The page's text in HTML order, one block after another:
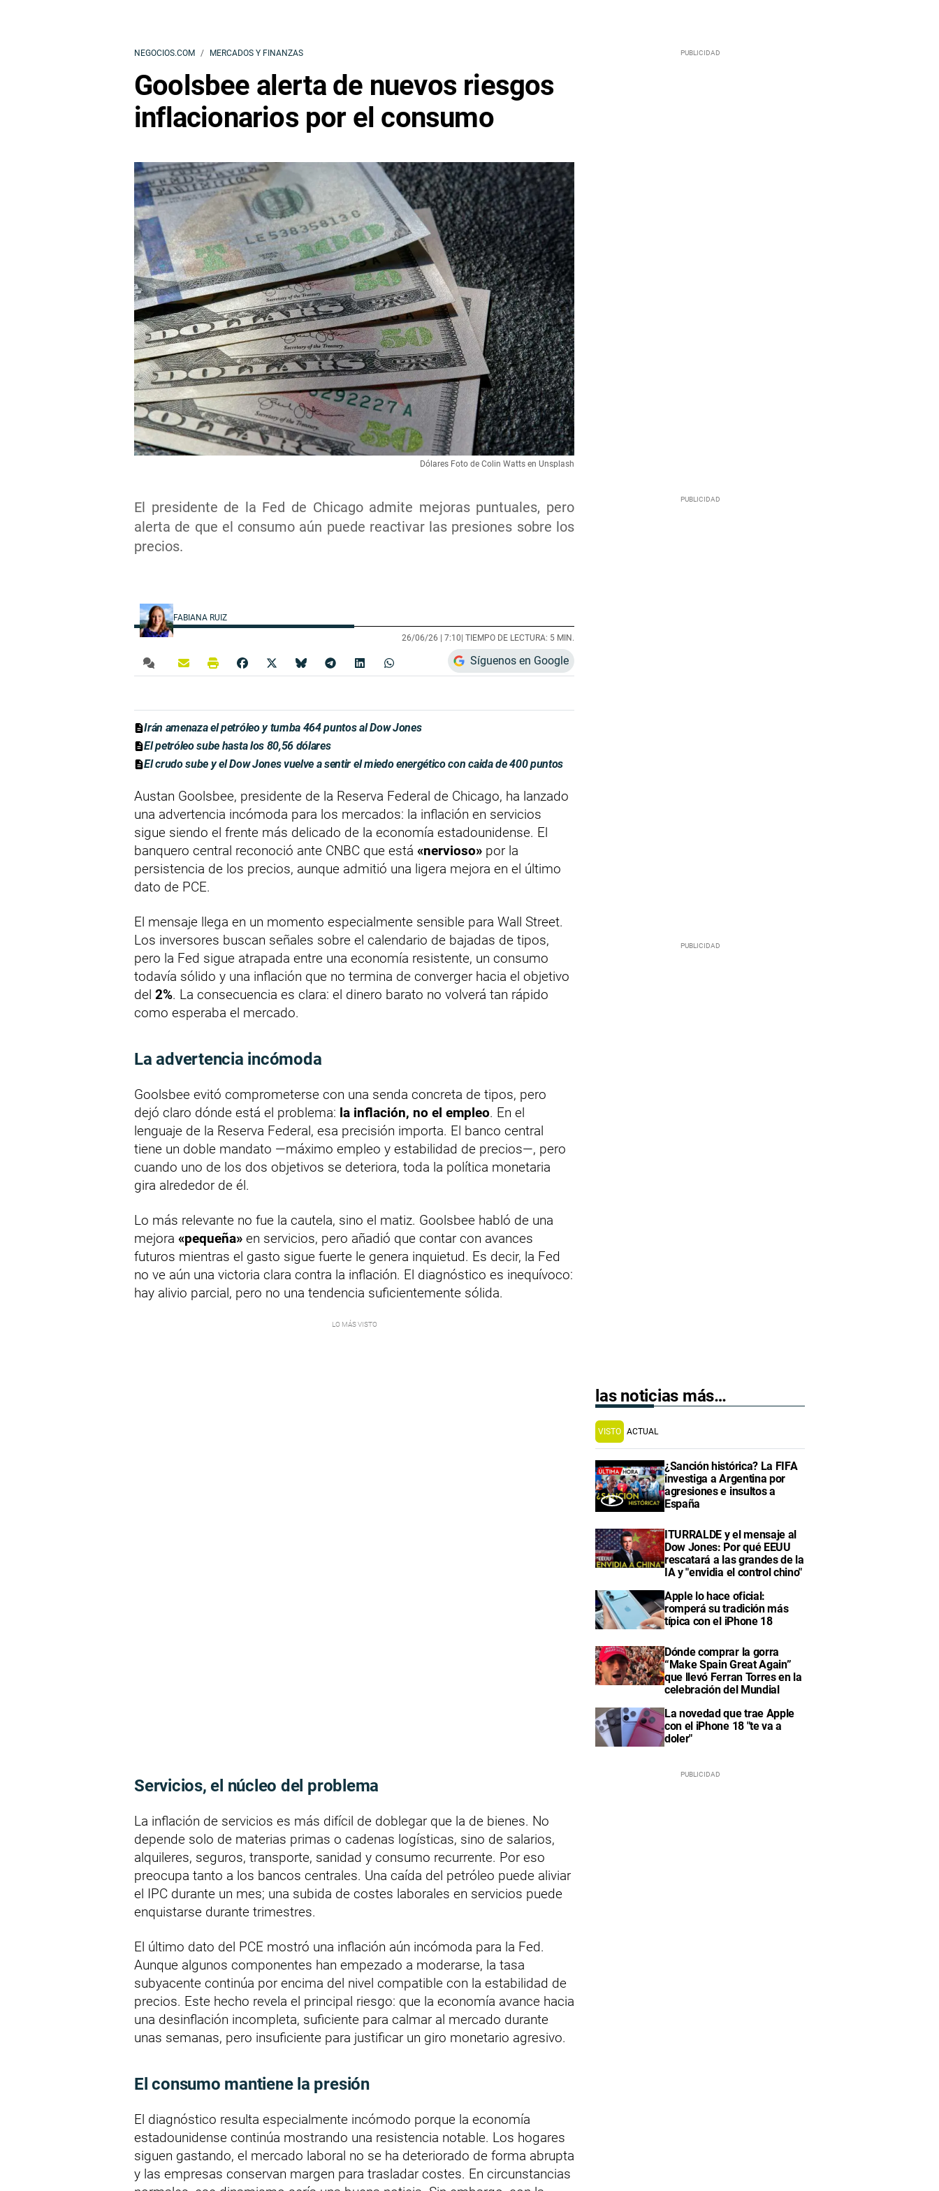
NEGOCIOS.COM MERCADOS Y FINANZAS
Goolsbee alerta de nuevos riesgos
inflacionarios por el consumo
El presidente de la Fed de Chicago admite mejoras puntuales, pero
alerta de que el consumo aún puede reactivar las presiones sobre los
precios.
Dólares Foto de Colin Watts en Unsplash
FABIANA RUIZ
26/06/26 | 7:10 | TIEMPO DE LECTURA: 5 MIN.
Síguenos en Google
Irán amenaza el petróleo y tumba 464 puntos al Dow Jones
El petróleo sube hasta los 80,56 dólares
El crudo sube y el Dow Jones vuelve a sentir el miedo energético con caida de 400 puntos
Austan Goolsbee, presidente de la Reserva Federal de Chicago, ha lanzado
una advertencia incómoda para los mercados: la inflación en servicios
sigue siendo el frente más delicado de la economía estadounidense. El
banquero central reconoció ante CNBC que está «nervioso» por la
persistencia de los precios, aunque admitió una ligera mejora en el último
dato de PCE.
El mensaje llega en un momento especialmente sensible para Wall Street.
Los inversores buscan señales sobre el calendario de bajadas de tipos,
pero la Fed sigue atrapada entre una economía resistente, un consumo
todavía sólido y una inflación que no termina de converger hacia el objetivo
del 2%. La consecuencia es clara: el dinero barato no volverá tan rápido
como esperaba el mercado.
La advertencia incómoda
Goolsbee evitó comprometerse con una senda concreta de tipos, pero
dejó claro dónde está el problema: la inflación, no el empleo. En el
lenguaje de la Reserva Federal, esa precisión importa. El banco central
tiene un doble mandato —máximo empleo y estabilidad de precios—, pero
cuando uno de los dos objetivos se deteriora, toda la política monetaria
gira alrededor de él.
Lo más relevante no fue la cautela, sino el matiz. Goolsbee habló de una
mejora «pequeña» en servicios, pero añadió que contar con avances
futuros mientras el gasto sigue fuerte le genera inquietud. Es decir, la Fed
no ve aún una victoria clara contra la inflación. El diagnóstico es inequívoco:
hay alivio parcial, pero no una tendencia suficientemente sólida.
Servicios, el núcleo del problema
La inflación de servicios es más difícil de doblegar que la de bienes. No
depende solo de materias primas o cadenas logísticas, sino de salarios,
alquileres, seguros, transporte, sanidad y consumo recurrente. Por eso
preocupa tanto a los bancos centrales. Una caída del petróleo puede aliviar
el IPC durante un mes; una subida de costes laborales en servicios puede
enquistarse durante trimestres.
El último dato del PCE mostró una inflación aún incómoda para la Fed.
Aunque algunos componentes han empezado a moderarse, la tasa
subyacente continúa por encima del nivel compatible con la estabilidad de
precios. Este hecho revela el principal riesgo: que la economía avance hacia
una desinflación incompleta, suficiente para calmar al mercado durante
unas semanas, pero insuficiente para justificar un giro monetario agresivo.
El consumo mantiene la presión
El diagnóstico resulta especialmente incómodo porque la economía
estadounidense continúa mostrando una resistencia notable. Los hogares
siguen gastando, el mercado laboral no se ha deteriorado de forma abrupta
y las empresas conservan margen para trasladar costes. En circunstancias
las noticias más…
VISTO ACTUAL
¿Sanción histórica? La FIFA
investiga a Argentina por
agresiones e insultos a
España
ITURRALDE y el mensaje al
Dow Jones: Por qué EEUU
rescatará a las grandes de la
IA y "envidia el control chino"
Apple lo hace oficial:
romperá su tradición más
típica con el iPhone 18
Dónde comprar la gorra
“Make Spain Great Again”
que llevó Ferran Torres en la
celebración del Mundial
La novedad que trae Apple
con el iPhone 18 "te va a
doler"